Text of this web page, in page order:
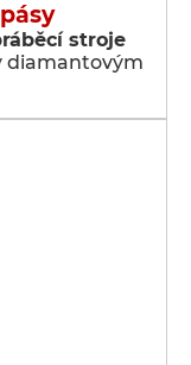
stroje
diamantovým